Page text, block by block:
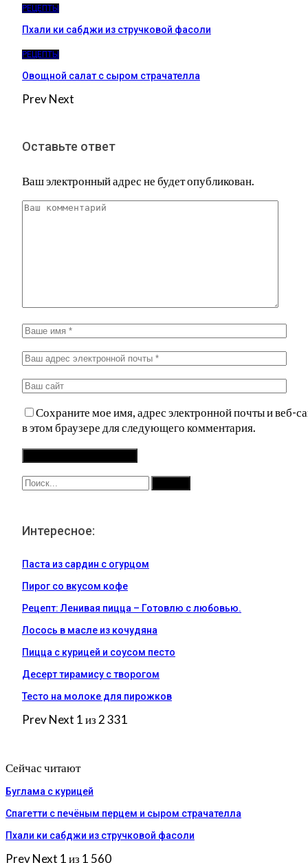
РЕЦЕПТЫ
Пхали ки сабджи из стручковой фасоли
РЕЦЕПТЫ
Овощной салат с сыром страчателла
PrevNext
Оставьте ответ
Ваш электронный адрес не будет опубликован.
Сохраните мое имя, адрес электронной почты и веб-
в этом браузере для следующего комментария.
Интересное:
Паста из сардин с огурцом
Пирог со вкусом кофе
Рецепт: Ленивая пицца – Готовлю с любовью.
Лосось в масле из кочудяна
Пицца с курицей и соусом песто
Десерт тирамису с творогом
Тесто на молоке для пирожков
PrevNext 1 из 2 331
Сейчас читают
Буглама с курицей
Спагетти с печёным перцем и сыром страчателла
Пхали ки сабджи из стручковой фасоли
PrevNext 1 из 1 560